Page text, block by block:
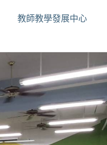
教師教學發展中心